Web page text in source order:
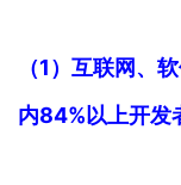
（1）互联网、
内84%以上开发